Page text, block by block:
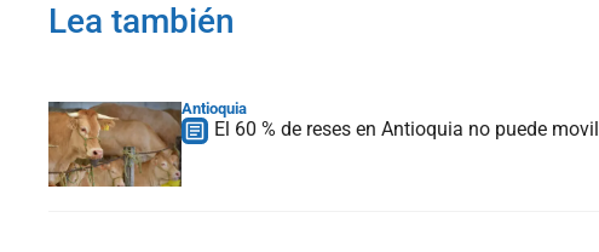
Lea también
Antioquia
El 60 % de reses en Antioquia no puede